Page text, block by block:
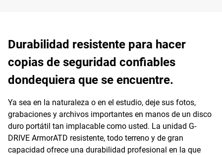
Durabilidad resistente para hacer
copias de seguridad confiables
dondequiera que se encuentre.
Ya sea en la naturaleza o en el estudio, deje sus fotos,
grabaciones y archivos importantes en manos de un disco
duro portátil tan implacable como usted. La unidad G-
DRIVE ArmorATD resistente, todo terreno y de gran
capacidad ofrece una durabilidad profesional en la que